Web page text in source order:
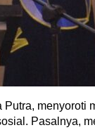
menyoroti
Pasalnya,